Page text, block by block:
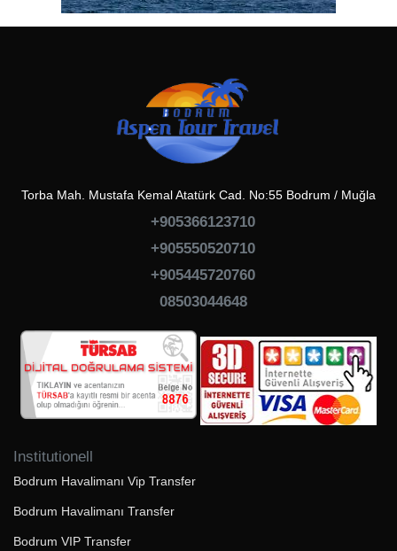
Torba Mah. Mustafa Kemal Atatürk Cad. No:55 Bodrum / Muğla
+905366123710
+905550520710
+905445720760
08503044648
Institutionell
Bodrum Havalimanı Vip Transfer
Bodrum Havalimanı Transfer
Bodrum VIP Transfer